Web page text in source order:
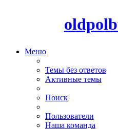
Меню
Темы без ответов
Активные темы
Поиск
Пользователи
Наша команда